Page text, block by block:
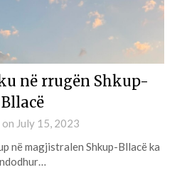
në rrugën Shkup-
Bllacë
July 15, 2023
në magjistralen Shkup-Bllacë ka
ndodhur…